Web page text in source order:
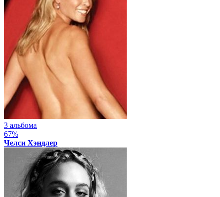
3 альбома
67%
Челси Хэндлер